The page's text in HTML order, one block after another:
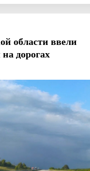
области ввели
дорогах